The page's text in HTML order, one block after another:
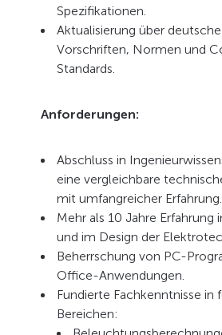
Spezifikationen.
Aktualisierung über
Vorschriften, Normen und
Standards.
Anforderungen:
Abschluss in
eine vergleichbare
mit umfangreicher Erfahrung.
Mehr als 10 Jahre Erfahrung
und im Design der
Beherrschung von PC-
Office-Anwendungen.
Fundierte Fachkenntnisse in
Bereichen: